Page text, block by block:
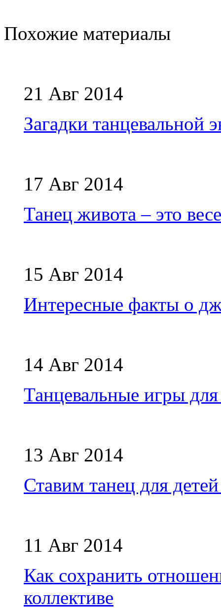
Похожие материалы
21 Авг 2014
Загадки танцевальной
17 Авг 2014
Танец живота – это
15 Авг 2014
Интересные факты о
14 Авг 2014
Танцевальные игры
13 Авг 2014
Ставим танец для
11 Авг 2014
Как сохранить
коллективе